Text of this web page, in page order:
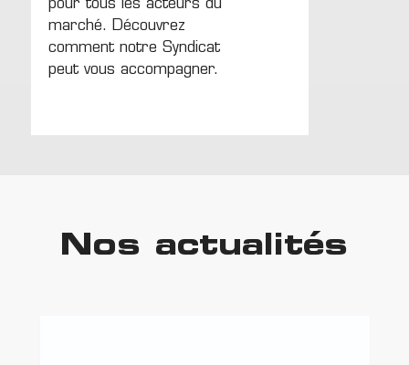
pour tous les acteurs du
marché. Découvrez
comment notre Syndicat
peut vous accompagner.
Nos actualités